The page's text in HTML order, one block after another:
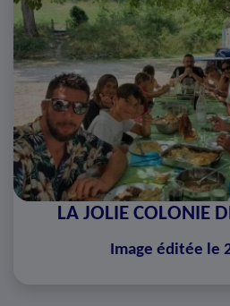
LA JOLIE COLONIE
Image éditée le